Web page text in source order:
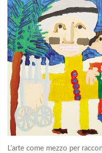
L’arte come mezzo per